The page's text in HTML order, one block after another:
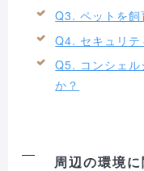
Q3. ペットを飼
Q4. セキュリテ
Q5. コンシェル
か？
周辺の環境